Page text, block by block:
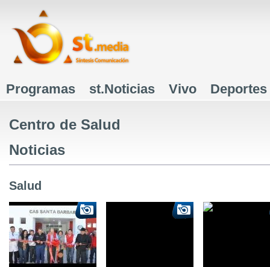
Menú principal
Programas st.Noticias Vivo Deportes
Centro de Salud
Noticias
Salud